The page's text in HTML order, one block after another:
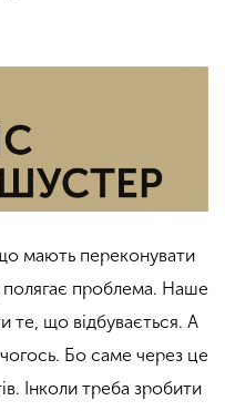
мають переконувати
полягає проблема. Наше
те, що відбувається. А
Бо саме через це
Інколи треба зробити